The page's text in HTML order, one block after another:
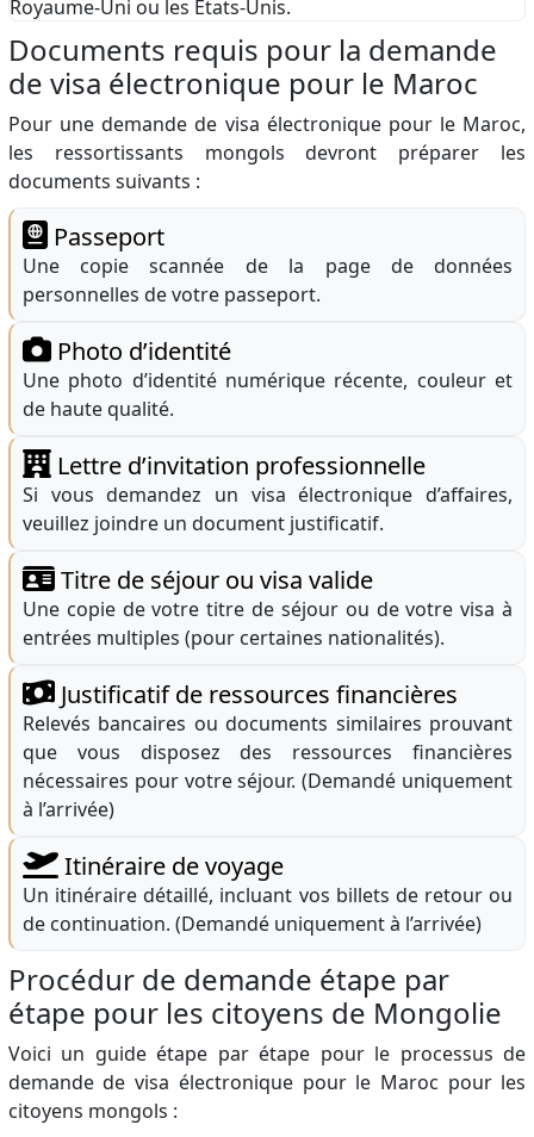
Royaume-Uni ou les États-Unis.
Documents requis pour la demande
de visa électronique pour le Maroc
Pour une demande de visa électronique pour le Maroc,
les ressortissants mongols devront préparer les
documents suivants :
Passeport
Une copie scannée de la page de données
personnelles de votre passeport.
Photo d’identité
Une photo d’identité numérique récente, couleur et
de haute qualité.
Lettre d’invitation professionnelle
Si vous demandez un visa électronique d’affaires,
veuillez joindre un document justificatif.
Titre de séjour ou visa valide
Une copie de votre titre de séjour ou de votre visa à
entrées multiples (pour certaines nationalités).
Justificatif de ressources financières
Relevés bancaires ou documents similaires prouvant
que vous disposez des ressources financières
nécessaires pour votre séjour. (Demandé uniquement
à l’arrivée)
Itinéraire de voyage
Un itinéraire détaillé, incluant vos billets de retour ou
de continuation. (Demandé uniquement à l’arrivée)
Procédur de demande étape par
étape pour les citoyens de Mongolie
Voici un guide étape par étape pour le processus de
demande de visa électronique pour le Maroc pour les
citoyens mongols :